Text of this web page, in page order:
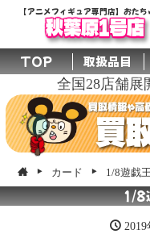
【アニメフィギュア専門店】おたち
秋葉原1号店
TOP 取扱品目
全国28店舗展
カード 1/8遊戯
1/8
2019